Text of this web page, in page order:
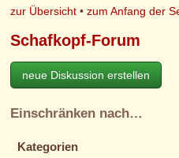
zur Übersicht •zum Anfang der
Schafkopf-Forum
neue Diskussion erstellen
Einschränken nach…
Kategorien